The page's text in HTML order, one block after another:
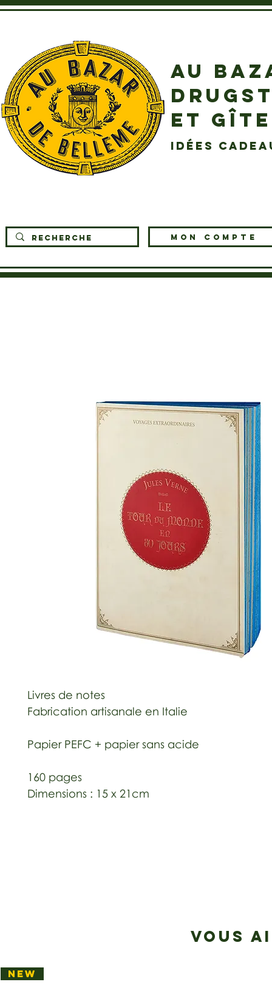
AU
ET
idées
MON COMPTE
Livres de notes
Fabrication artisanale en Italie
Papier PEFC + papier sans acide
160 pages
Dimensions : 15 x 21cm
VOUS
NEW